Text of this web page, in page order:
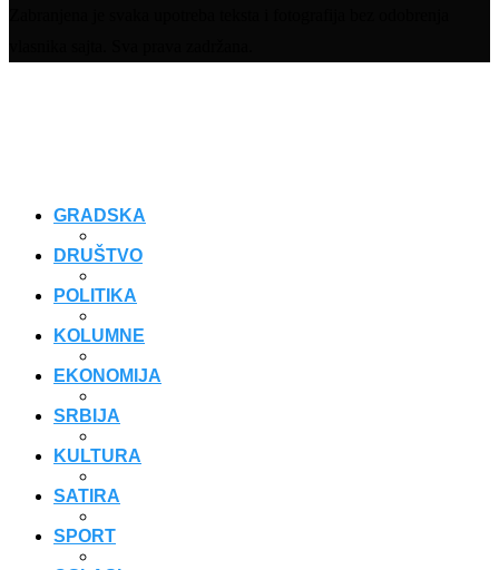
GRADSKA
DRUŠTVO
POLITIKA
KOLUMNE
EKONOMIJA
SRBIJA
KULTURA
SATIRA
SPORT